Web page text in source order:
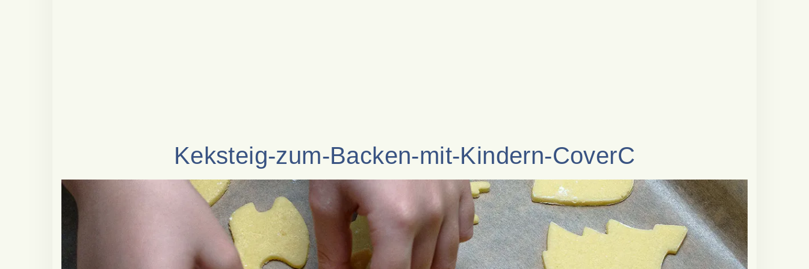
Keksteig-zum-Backen-mit-Kindern-CoverC